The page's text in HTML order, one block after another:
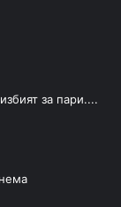
за пари....